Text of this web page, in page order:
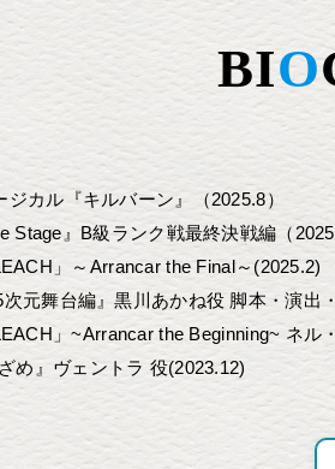
BIO
カル『キルバーン』（2025.8）
Stage』B級ランク戦最終決戦編（
」～Arrancar the Final～(2025.2)
次元舞台編』黒川あかね役 脚本・演出
」~Arrancar the Beginning~ ネル
め』ヴェントラ 役(2023.12)
『LILIUM –リリウム 新
絆 栗花落カナヲ 役(2021.8)